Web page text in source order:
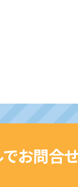
お問合